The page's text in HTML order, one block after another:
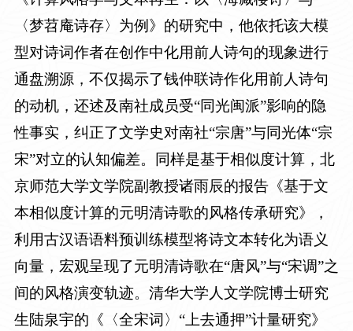
〈梦苕庵诗存〉为例》的研究中，他依托该大模
型对诗词作者在创作中化用前人诗句的现象进行
通盘溯源，不仅揭示了钱仲联诗作化用前人诗句
的动机，还述及南社成员受“同光闽派”影响的隐
性事实，纠正了文学史对南社“宗唐”与同光体“宗
宋”对立的认知偏差。同样是基于相似度计算，北
京师范大学文学院副教授诸雨辰的报告《基于文
本相似度计算的元明清诗歌的风格传承研究》，
利用古汉语语料预训练模型将诗文本转化为语义
向量，宏观呈现了元明清诗歌在“唐风”与“宋调”之
间的风格演变轨迹。清华大学人文学院博士研究
生陆泉宇的《〈全宋词〉“上去通押”计量研究》